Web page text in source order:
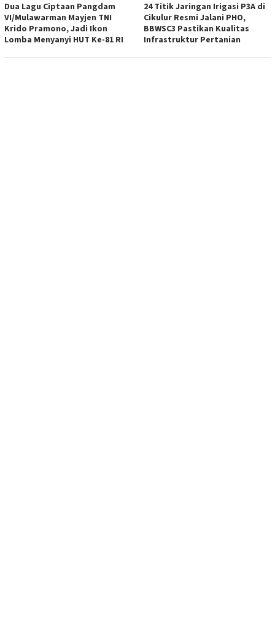
Dua Lagu Ciptaan Pangdam
VI/Mulawarman Mayjen TNI
Krido Pramono, Jadi Ikon
Lomba Menyanyi HUT Ke-81 RI
24 Titik Jaringan Irigasi P3A di
Cikulur Resmi Jalani PHO,
BBWSC3 Pastikan Kualitas
Infrastruktur Pertanian